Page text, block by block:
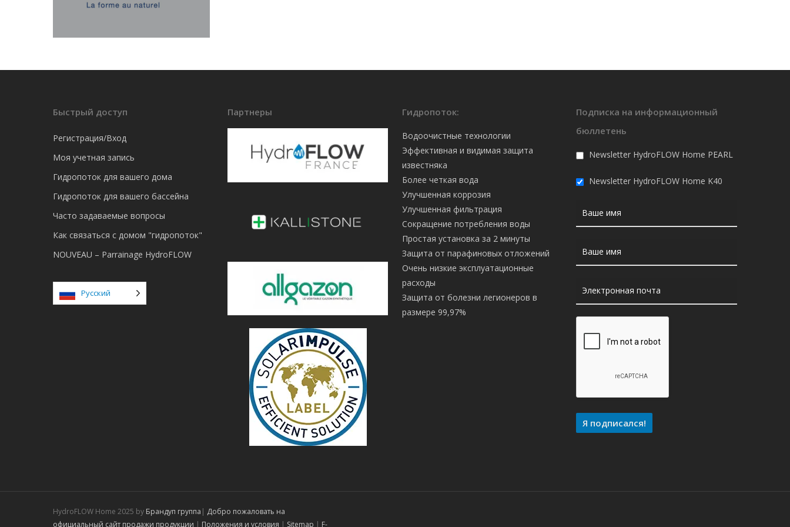
Быстрый доступ
Регистрация/Вход
Моя учетная запись
Гидропоток для вашего дома
Гидропоток для вашего бассейна
Часто задаваемые вопросы
Как связаться с домом "гидропоток"
NOUVEAU – Parrainage HydroFLOW
Русский
Партнеры Гидропоток:
Водоочистные технологии
Эффективная и видимая защита
известняка
Более четкая вода
Улучшенная коррозия
Улучшенная фильтрация
Сокращение потребления воды
Простая установка за 2 минуты
Защита от парафиновых отложений
Очень низкие эксплуатационные
расходы
Защита от болезни легионеров в
размере 99,97%
Подписка на информационный
бюллетень
Newsletter HydroFLOW Home PEARL
Newsletter HydroFLOW Home K40
HydroFLOW Home 2025 by Брандуп группа | Добро пожаловать на
официальный сайт продажи продукции | Положения и условия | Sitemap | F-